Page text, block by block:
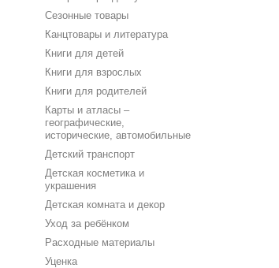
Сезонные товары
Канцтовары и литература
Книги для детей
Книги для взрослых
Книги для родителей
Карты и атласы –
географические,
исторические, автомобильные
Детский транспорт
Детская косметика и
украшения
Детская комната и декор
Уход за ребёнком
Расходные материалы
Уценка